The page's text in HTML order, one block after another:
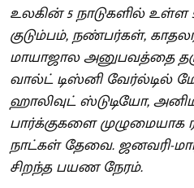
உலகின் 5 நாடுகளில் உள்ள
குடும்பம், நண்பர்கள்,
மாயாஜால அனுபவத்தை
வால்ட் டிஸ்னி வேர்ல்டில்
ஹாலிவுட் ஸ்டுடியோ,
பார்க்குகளை முழுமையாக
நாட்கள் தேவை. ஜனவரி-
சிறந்த பயண நேரம்.